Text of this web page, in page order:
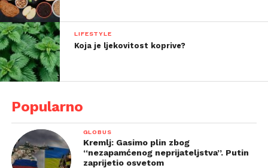
LIFESTYLE
Koja je ljekovitost koprive?
Popularno
GLOBUS
Kremlj: Gasimo plin zbog
“nezapamćenog neprijateljstva”. Putin
zaprijetio osvetom